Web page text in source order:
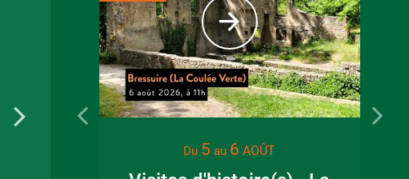
Visite guidée en
Fête de la
Du 5 au 6 AOÛT